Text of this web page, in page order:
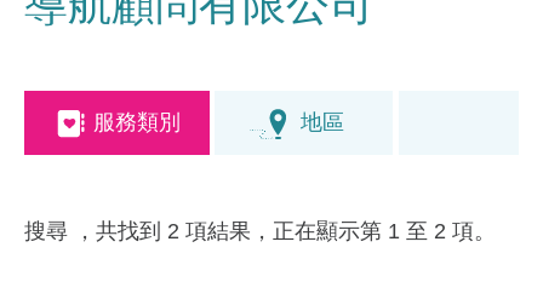
服務類別 地區
搜尋 ，共找到 2 項結果，正在顯示第 1 至 2 項。